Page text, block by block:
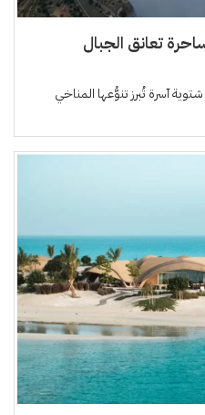
تعانق الجبال
آسرة تُبرز تنوُّعها المناخي